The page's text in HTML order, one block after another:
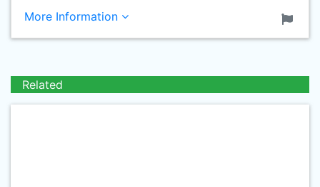
More Information
Related